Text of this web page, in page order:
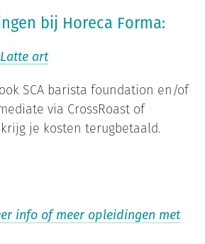
bij Horeca Forma:
Latte art
SCA barista foundation en/of
via CrossRoast of
je kosten terugbetaald.
info of meer opleidingen met